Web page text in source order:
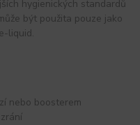
hygienických standardů
být použita pouze jako
liquid.
nebo boosterem